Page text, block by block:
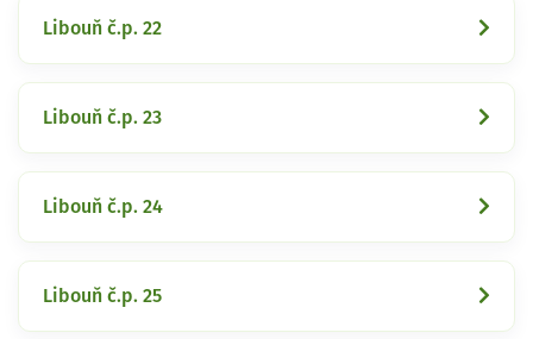
Libouň č.p. 22
Libouň č.p. 23
Libouň č.p. 24
Libouň č.p. 25